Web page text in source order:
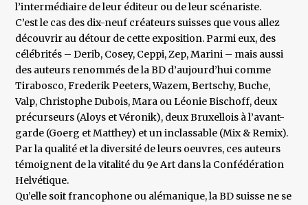
l’intermédiaire de leur éditeur ou de leur scénariste.
C’est le cas des dix-neuf créateurs suisses que vous allez
découvrir au détour de cette exposition. Parmi eux, des
célébrités – Derib, Cosey, Ceppi, Zep, Marini – mais aussi
des auteurs renommés de la BD d’aujourd’hui comme
Tirabosco, Frederik Peeters, Wazem, Bertschy, Buche,
Valp, Christophe Dubois, Mara ou Léonie Bischoff, deux
précurseurs (Aloys et Véronik), deux Bruxellois à l’avant-
garde (Goerg et Matthey) et un inclassable (Mix & Remix).
Par la qualité et la diversité de leurs oeuvres, ces auteurs
témoignent de la vitalité du 9e Art dans la Confédération
Helvétique.
Qu’elle soit francophone ou alémanique, la BD suisse ne se